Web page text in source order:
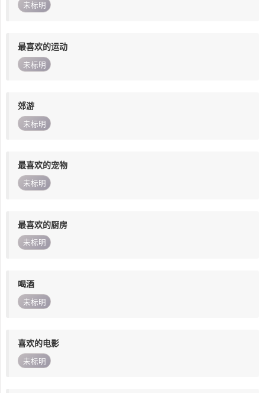
未标明
最喜欢的运动
未标明
郊游
未标明
最喜欢的宠物
未标明
最喜欢的厨房
未标明
喝酒
未标明
喜欢的电影
未标明